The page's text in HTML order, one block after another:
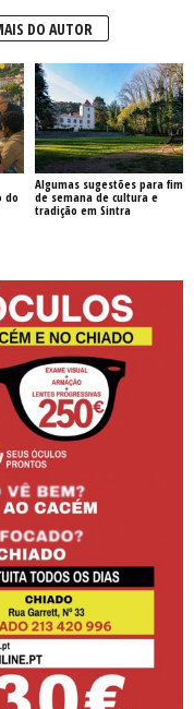
DO AUTOR
do
Algumas sugestões para fim
de semana de cultura e
tradição em Sintra